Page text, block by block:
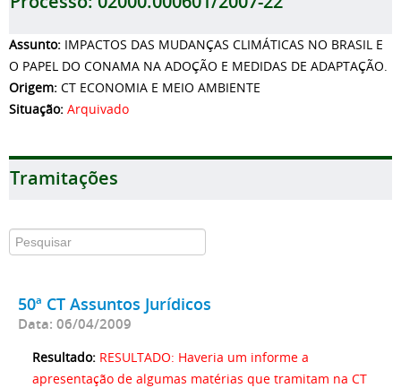
Assunto: IMPACTOS DAS MUDANÇAS CLIMÁTICAS NO BRASIL E
O PAPEL DO CONAMA NA ADOÇÃO E MEDIDAS DE ADAPTAÇÃO.
Origem: CT ECONOMIA E MEIO AMBIENTE
Situação: Arquivado
Tramitações
50ª CT Assuntos Jurídicos
Data: 06/04/2009
Resultado: RESULTADO: Haveria um informe a
apresentação de algumas matérias que tramitam na CT